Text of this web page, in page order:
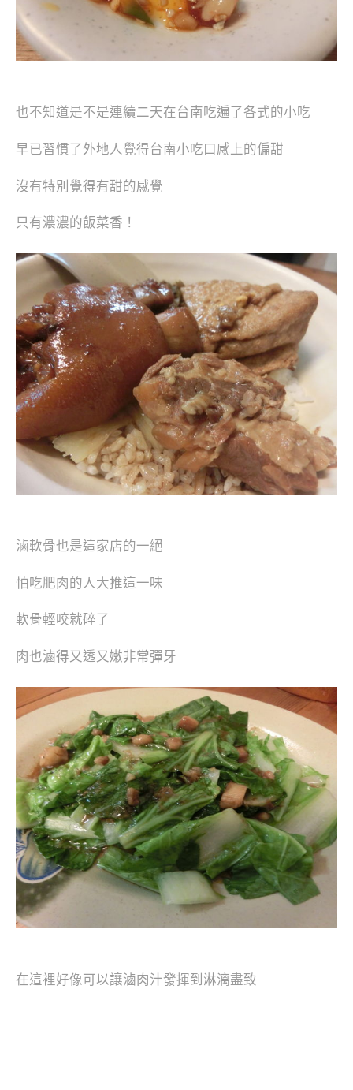
也不知道是不是連續二天在台南吃遍了各式的小吃
早已習慣了外地人覺得台南小吃口感上的偏甜
沒有特別覺得有甜的感覺
只有濃濃的飯菜香！
滷軟骨也是這家店的一絕
怕吃肥肉的人大推這一味
軟骨輕咬就碎了
肉也滷得又透又嫩非常彈牙
在這裡好像可以讓滷肉汁發揮到淋漓盡致